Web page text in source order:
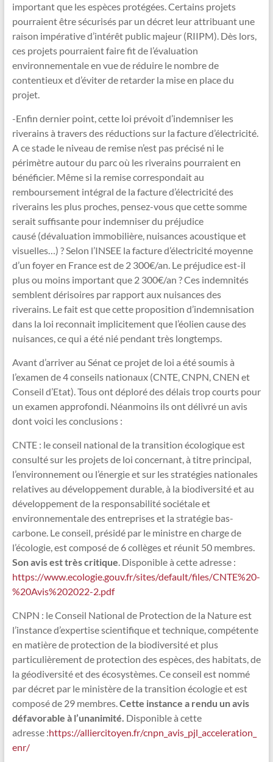
important que les espèces protégées. Certains projets
pourraient être sécurisés par un décret leur attribuant une
raison impérative d’intérêt public majeur (RIIPM). Dès lors,
ces projets pourraient faire fit de l’évaluation
environnementale en vue de réduire le nombre de
contentieux et d’éviter de retarder la mise en place du
projet.
-Enfin dernier point, cette loi prévoit d’indemniser les
riverains à travers des réductions sur la facture d’électricité.
A ce stade le niveau de remise n’est pas précisé ni le
périmètre autour du parc où les riverains pourraient en
bénéficier. Même si la remise correspondait au
remboursement intégral de la facture d’électricité des
riverains les plus proches, pensez-vous que cette somme
serait suffisante pour indemniser du préjudice
causé (dévaluation immobilière, nuisances acoustique et
visuelles…) ? Selon l’INSEE la facture d’électricité moyenne
d’un foyer en France est de 2 300€/an. Le préjudice est-il
plus ou moins important que 2 300€/an ? Ces indemnités
semblent dérisoires par rapport aux nuisances des
riverains. Le fait est que cette proposition d’indemnisation
dans la loi reconnait implicitement que l’éolien cause des
nuisances, ce qui a été nié pendant très longtemps.
Avant d’arriver au Sénat ce projet de loi a été soumis à
l’examen de 4 conseils nationaux (CNTE, CNPN, CNEN et
Conseil d’Etat). Tous ont déploré des délais trop courts pour
un examen approfondi. Néanmoins ils ont délivré un avis
dont voici les conclusions :
CNTE : le conseil national de la transition écologique est
consulté sur les projets de loi concernant, à titre principal,
l’environnement ou l’énergie et sur les stratégies nationales
relatives au développement durable, à la biodiversité et au
développement de la responsabilité sociétale et
environnementale des entreprises et la stratégie bas-
carbone. Le conseil, présidé par le ministre en charge de
l’écologie, est composé de 6 collèges et réunit 50 membres.
Son avis est très critique. Disponible à cette adresse :
https://www.ecologie.gouv.fr/sites/default/files/CNTE%20-
%20Avis%202022-2.pdf
CNPN : le Conseil National de Protection de la Nature est
l’instance d’expertise scientifique et technique, compétente
en matière de protection de la biodiversité et plus
particulièrement de protection des espèces, des habitats, de
la géodiversité et des écosystèmes. Ce conseil est nommé
par décret par le ministère de la transition écologie et est
composé de 29 membres.Cette instance a rendu un avis
défavorable à l’unanimité. Disponible à cette
adresse :https://alliercitoyen.fr/cnpn_avis_pjl_acceleration_
enr/